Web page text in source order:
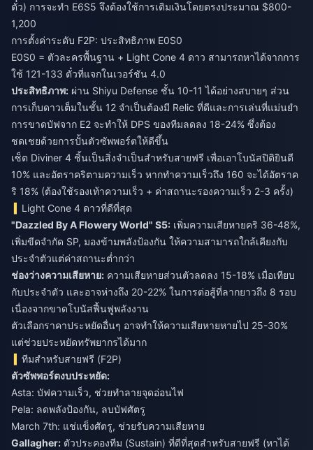
ตั๋ว) การจะทำ E6S5 จึงต้องใช้การเติมเงินโดยตรงประมาณ $800-
1,200
การตั้งค่าระดับ F2P: ประสิทธิภาพ E0S0
E0S0 = ตัวละครพื้นฐาน + Light Cone 4 ดาว สามารถหาได้จากการ
ใช้ 121-133 ตั๋วที่แจกในเวอร์ชัน 4.0
ประสิทธิภาพ: ผ่าน Shiyu Defense ชั้น 10-11 ได้อย่างสบายๆ ส่วน
การเก็บดาวเต็มในชั้น 12 จำเป็นต้องมี Relic ที่ดีและการเล่นที่แม่นยำ
การขาดบัฟจาก E2 จะทำให้ DPS ของทีมลดลง 18-24% ซึ่งต้อง
ชดเชยด้วยการปั้นตัวซัพพอร์ตให้ดีขึ้น
เซ็ต Diviner 4 ชิ้นเป็นสิ่งจำเป็นสำหรับสายฟรี เพื่อเอาโบนัสปิติยินดี
10% และอัตราคริตามความเร็ว หากทำความเร็วถึง 160 จะได้อัตราค
ริ 18% (ต้องใช้รองเท้าความเร็ว + ค่าสถานะรองความเร็ว 2-3 ครั้ง)
Light Cone 4 ดาวที่ดีที่สุด
"Dazzled By A Flowery World" S5: เพิ่มความเสียหายคริ 36-48%,
เพิ่มขีดจำกัด SP, มองข้ามพลังป้องกัน ให้ความสามารถใกล้เคียงกับ
ประจำตัวแต่ค่าสถานะต่ำกว่า
ช่องว่างความเสียหาย: ความเสียหายส่วนตัวลดลง 15-18% เมื่อเทียบ
กับประจำตัว และอาจห่างถึง 20-22% ในการต่อสู้ที่ลากยาวถึง 8 รอบ
เนื่องจากขาดโบนัสฟื้นฟูพลังงาน
ตัวเลือกราคาประหยัดอื่นๆ อาจทำให้ความเสียหายหายไป 25-30%
แต่ช่วยประหยัดทรัพยากรได้มาก
ทีมสำหรับสายฟรี (F2P)
ตัวซัพพอร์ตงบประหยัด:
Asta: บัฟความเร็ว, ช่วยทำลายจุดอ่อนไฟ
Pela: ลดพลังป้องกัน, ลบบัฟศัตรู
March 7th: แช่แข็งศัตรู, ช่วยรับความเสียหาย
Gallagher: ตัวประคองทีม (Sustain) ที่ดีที่สุดสำหรับสายฟรี (หาได้